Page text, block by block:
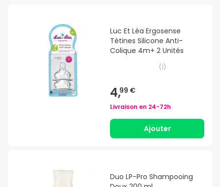
Luc Et Léa Ergosense
Tétines Silicone Anti-
Colique 4m+ 2 Unités
(1)
4,99 €
Livraison en 24-72h
Ajouter
Duo LP-Pro Shampooing